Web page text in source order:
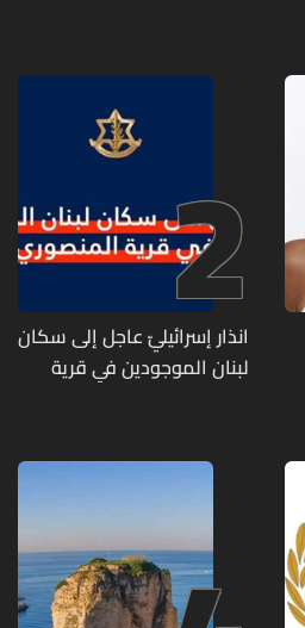
2
انذار إسرائيليّ عاجل إلى سكان
لبنان الموجودين في قرية